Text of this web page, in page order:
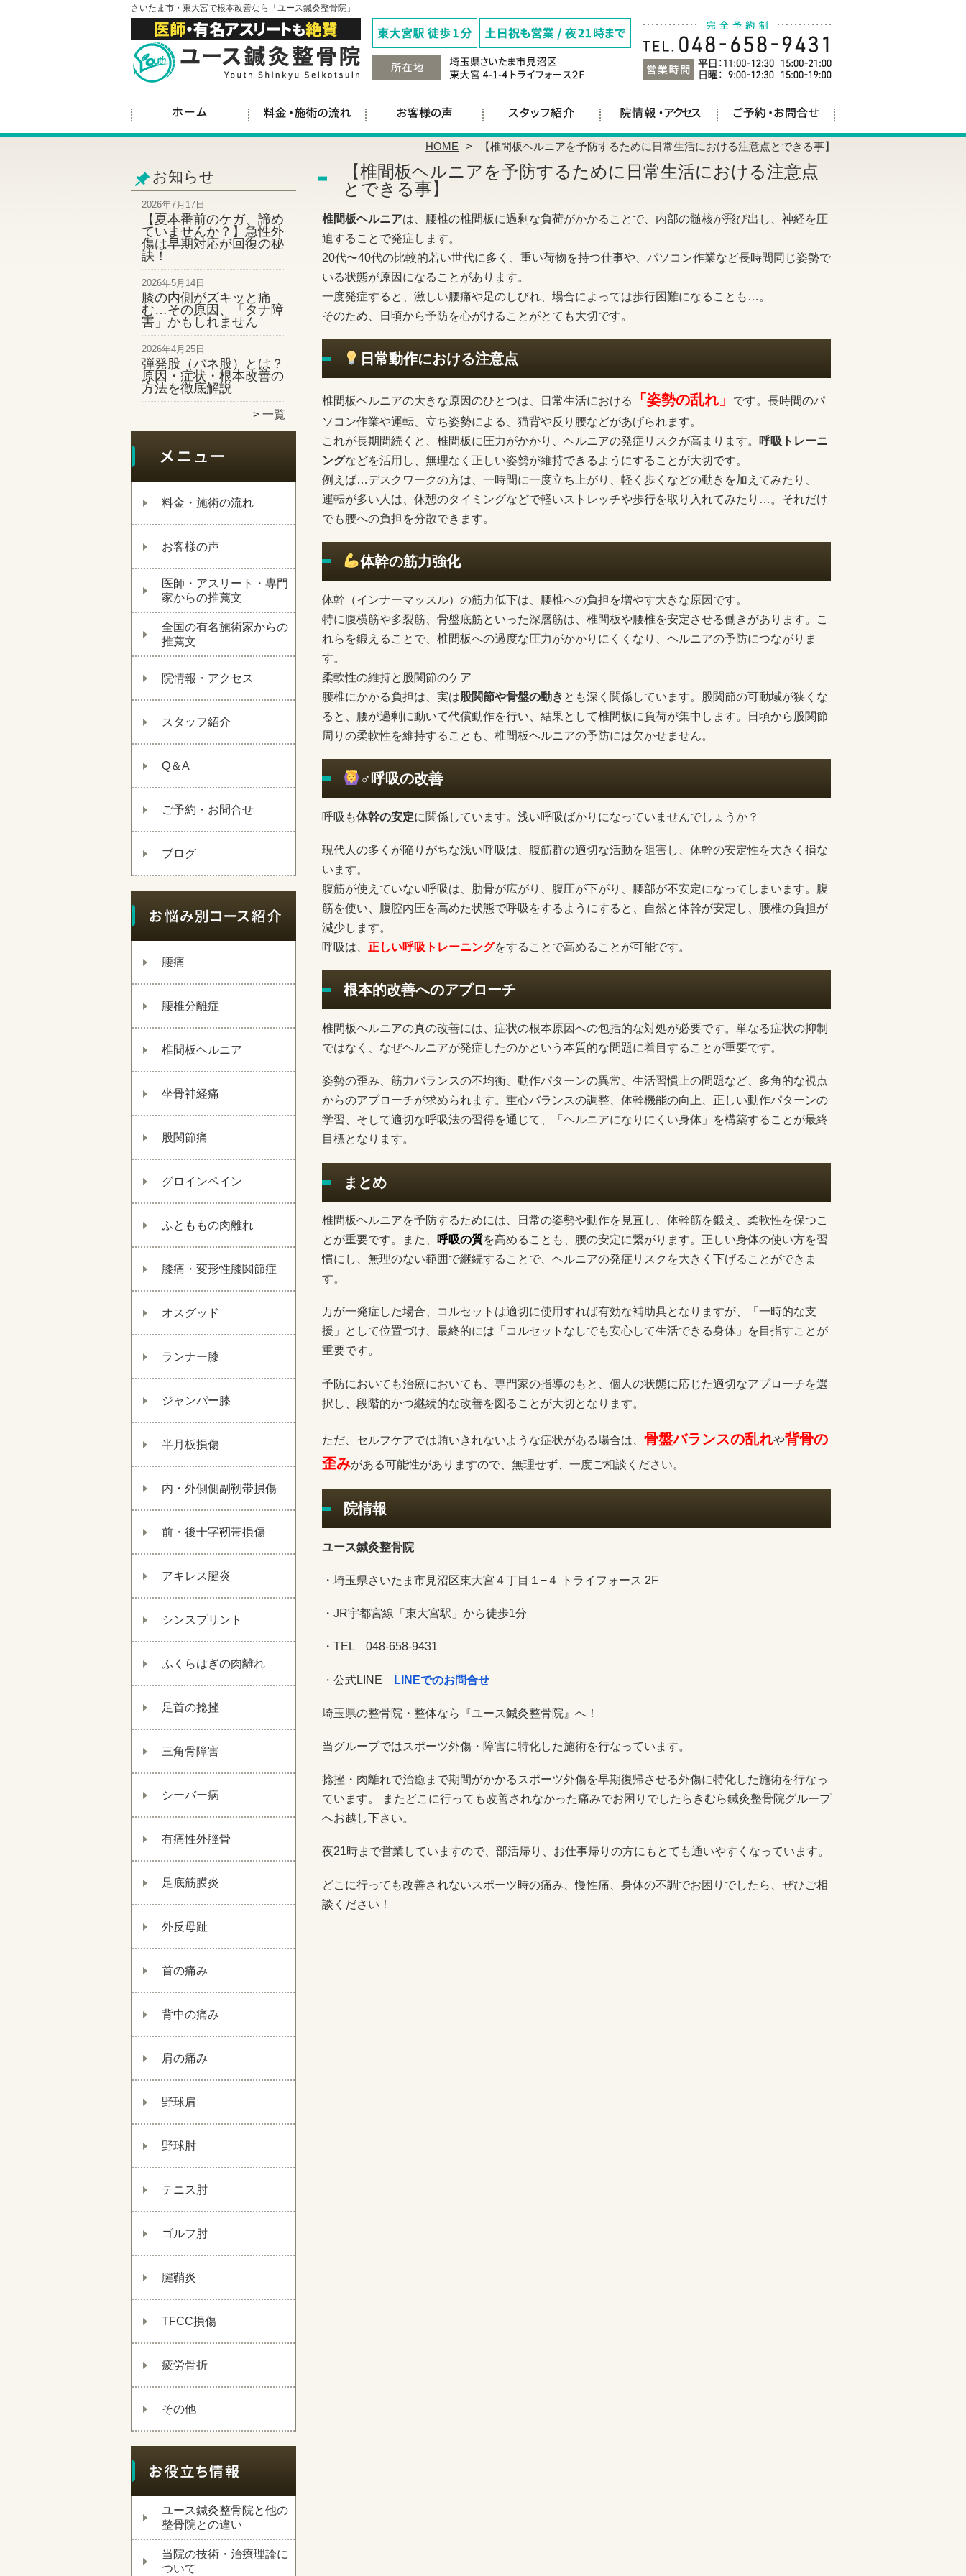
さいたま市・東大宮で根本改善なら「ユース鍼灸整骨院」
HOME 【椎間板ヘルニアを予防するために日常生活における注意点とできる事】
お知らせ
2026年7月17日
【夏本番前のケガ、諦め
ていませんか？】急性外
傷は早期対応が回復の秘
訣！
2026年5月14日
膝の内側がズキッと痛
む…その原因、「タナ障
害」かもしれません
2026年4月25日
弾発股（バネ股）とは？
原因・症状・根本改善の
方法を徹底解説
一覧
料金・施術の流れ
お客様の声
医師・アスリート・専門
家からの推薦文
全国の有名施術家からの
推薦文
院情報・アクセス
スタッフ紹介
Q＆A
ご予約・お問合せ
ブログ
腰痛
腰椎分離症
椎間板ヘルニア
坐骨神経痛
股関節痛
グロインペイン
ふとももの肉離れ
膝痛・変形性膝関節症
オスグッド
ランナー膝
ジャンパー膝
半月板損傷
内・外側側副靭帯損傷
前・後十字靭帯損傷
アキレス腱炎
シンスプリント
ふくらはぎの肉離れ
足首の捻挫
三角骨障害
シーバー病
有痛性外脛骨
足底筋膜炎
外反母趾
首の痛み
背中の痛み
肩の痛み
野球肩
野球肘
テニス肘
ゴルフ肘
腱鞘炎
TFCC損傷
疲労骨折
その他
ユース鍼灸整骨院と他の
整骨院との違い
当院の技術・治療理論に
ついて
【椎間板ヘルニアを予防するために日常生活における注意点
とできる事】
椎間板ヘルニアは、腰椎の椎間板に過剰な負荷がかかることで、内部の髄核が飛び出し、神経を圧
迫することで発症します。
20代〜40代の比較的若い世代に多く、重い荷物を持つ仕事や、パソコン作業など長時間同じ姿勢で
いる状態が原因になることがあります。
一度発症すると、激しい腰痛や足のしびれ、場合によっては歩行困難になることも…。
そのため、日頃から予防を心がけることがとても大切です。
日常動作における注意点
椎間板ヘルニアの大きな原因のひとつは、日常生活における 「姿勢の乱れ」
です。長時間のパ
ソコン作業や運転、立ち姿勢による、猫背や反り腰などがあげられます。
これが長期間続くと、椎間板に圧力がかかり、ヘルニアの発症リスクが高まります。
呼吸トレーニ
ングなどを活用し、無理なく正しい姿勢が維持できるようにすることが大切です。
例えば…デスクワークの方は、一時間に一度立ち上がり、軽く歩くなどの動きを加えてみたり、
運転が多い人は、休憩のタイミングなどで軽いストレッチや歩行を取り入れてみたり…。それだけ
でも腰への負担を分散できます。
体幹の筋力強化
体幹（インナーマッスル）の筋力低下は、腰椎への負担を増やす大きな原因です。
特に腹横筋や多裂筋、骨盤底筋といった深層筋は、椎間板や腰椎を安定させる働きがあります。こ
れらを鍛えることで、椎間板への過度な圧力がかかりにくくなり、ヘルニアの予防につながりま
す。
柔軟性の維持と股関節のケア
腰椎にかかる負担は、実は股関節や骨盤の動き とも深く関係しています。股関節の可動域が狭くな
ると、腰が過剰に動いて代償動作を行い、結果として椎間板に負荷が集中します。日頃から股関節
周りの柔軟性を維持することも、椎間板ヘルニアの予防には欠かせません。
‍♂️呼吸の改善
呼吸も体幹の安定に関係しています。浅い呼吸ばかりになっていませんでしょうか？
現代人の多くが陥りがちな浅い呼吸は、腹筋群の適切な活動を阻害し、体幹の安定性を大きく損な
います。
腹筋が使えていない呼吸は、肋骨が広がり、腹圧が下がり、腰部が不安定になってしまいます。腹
筋を使い、腹腔内圧を高めた状態で呼吸をするようにすると、自然と体幹が安定し、腰椎の負担が
減少します。
呼吸は、 正しい呼吸トレーニングをすることで高めることが可能です。
根本的改善へのアプローチ
椎間板ヘルニアの真の改善には、症状の根本原因への包括的な対処が必要です。単なる症状の抑制
ではなく、なぜヘルニアが発症したのかという本質的な問題に着目することが重要です。
姿勢の歪み、筋力バランスの不均衡、動作パターンの異常、生活習慣上の問題など、多角的な視点
からのアプローチが求められます。重心バランスの調整、体幹機能の向上、正しい動作パターンの
学習、そして適切な呼吸法の習得を通じて、「ヘルニアになりにくい身体」を構築することが最終
目標となります。
まとめ
椎間板ヘルニアを予防するためには、日常の姿勢や動作を見直し、体幹筋を鍛え、柔軟性を保つこ
とが重要です。また、
呼吸の質を高めることも、腰の安定に繋がります。正しい身体の使い方を習
慣にし、無理のない範囲で継続することで、ヘルニアの発症リスクを大きく下げることができま
す。
万が一発症した場合、コルセットは適切に使用すれば有効な補助具となりますが、「一時的な支
援」として位置づけ、最終的には「コルセットなしでも安心して生活できる身体」を目指すことが
重要です。
予防においても治療においても、専門家の指導のもと、個人の状態に応じた適切なアプローチを選
択し、段階的かつ継続的な改善を図ることが大切となります。
ただ、セルフケアでは賄いきれないような症状がある場合は、 骨盤バランスの乱れや背骨の
歪みがある可能性がありますので、無理せず、一度ご相談ください。
院情報
ユース鍼灸整骨院
・埼玉県さいたま市見沼区東大宮４丁目１−４ トライフォース 2F
・JR宇都宮線「東大宮駅」から徒歩1分
・TEL 048-658-9431
・公式LINE LINEでのお問合せ
埼玉県の整骨院・整体なら『ユース鍼灸整骨院』へ！
当グループではスポーツ外傷・障害に特化した施術を行なっています。
捻挫・肉離れで治癒まで期間がかかるスポーツ外傷を早期復帰させる外傷に特化した施術を行なっ
ています。 またどこに行っても改善されなかった痛みでお困りでしたらきむら鍼灸整骨院グループ
へお越し下さい。
夜21時まで営業していますので、部活帰り、お仕事帰りの方にもとても通いやすくなっています。
どこに行っても改善されないスポーツ時の痛み、慢性痛、身体の不調でお困りでしたら、ぜひご相
談ください！